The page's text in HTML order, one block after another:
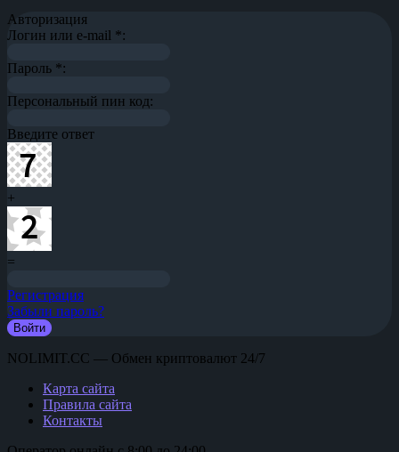
Авторизация
Логин или e-mail *:
Пароль *:
Персональный пин код:
Введите ответ
+
=
Регистрация
Забыли пароль?
NOLIMIT.CC — Обмен криптовалют 24/7
Карта сайта
Правила сайта
Контакты